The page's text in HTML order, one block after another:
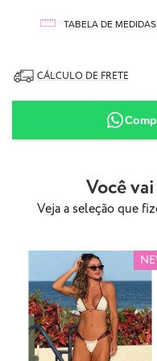
13% Elastano
TABELA DE MEDIDAS
CÁLCULO DE FRETE
Você
Veja a seleção que